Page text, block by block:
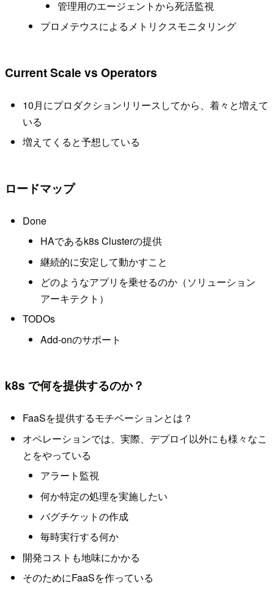
管理用のエージェントから死活監視
プロメテウスによるメトリクスモニタリング
Current Scale vs Operators
10月にプロダクションリリースしてから、着々と増えて
いる
増えてくると予想している
ロードマップ
Done
HAであるk8s Clusterの提供
継続的に安定して動かすこと
どのようなアプリを乗せるのか（ソリューション
アーキテクト）
TODOs
Add-onのサポート
k8s で何を提供するのか？
FaaSを提供するモチベーションとは？
オペレーションでは、実際、デプロイ以外にも様々なこ
とをやっている
アラート監視
何か特定の処理を実施したい
バグチケットの作成
毎時実行する何か
開発コストも地味にかかる
そのためにFaaSを作っている